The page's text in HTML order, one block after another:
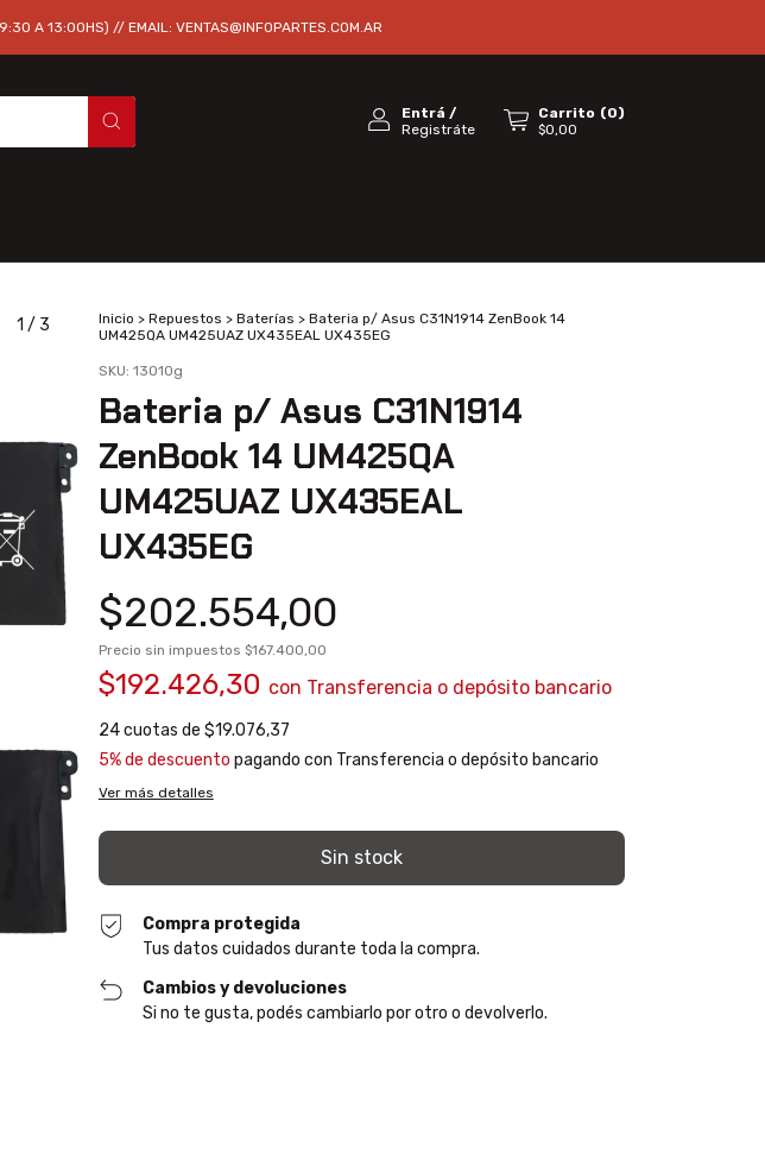
A 13:00HS) // EMAIL: VENTAS@INFOPARTES.COM.AR
Entrá /
Registráte
Carrito (0)
$0,00
1 / 3 Inicio > Repuestos > Baterías > Bateria p/ Asus C31N1914 ZenBook 14
UM425QA UM425UAZ UX435EAL UX435EG
SKU: 13010g
Bateria p/ Asus C31N1914
ZenBook 14 UM425QA
UM425UAZ UX435EAL
UX435EG
$202.554,00
Precio sin impuestos $167.400,00
$192.426,30 con Transferencia o depósito bancario
24cuotas de $19.076,37
5% de descuento pagando con Transferencia o depósito bancario
Ver más detalles
Compra protegida
Tus datos cuidados durante toda la compra.
Cambios y devoluciones
Si no te gusta, podés cambiarlo por otro o devolverlo.